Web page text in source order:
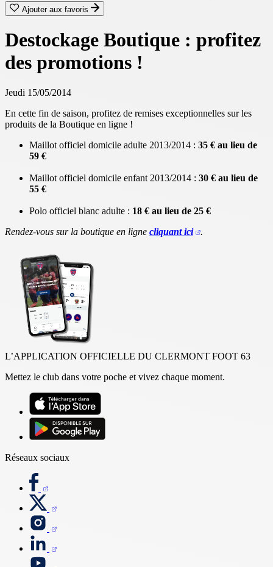
Ajouter aux favoris
Destockage Boutique : profitez
des promotions !
Jeudi 15/05/2014
En cette fin de saison, profitez de remises exceptionnelles sur les
produits de la Boutique en ligne !
Maillot officiel domicile adulte 2013/2014 : 35 € au lieu de
59 €
Maillot officiel domicile enfant 2013/2014 : 30 € au lieu de
55 €
Polo officiel blanc adulte : 18 € au lieu de 25 €
Rendez-vous sur la boutique en ligne cliquant ici .
L’APPLICATION OFFICIELLE DU CLERMONT FOOT 63
Mettez le club dans votre poche et vivez chaque moment.
Réseaux sociaux